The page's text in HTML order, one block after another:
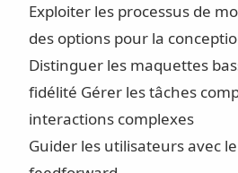
Exploiter les processus de
des options pour la
Distinguer les maquettes
fidélité Gérer les tâches
interactions complexes
Guider les utilisateurs avec